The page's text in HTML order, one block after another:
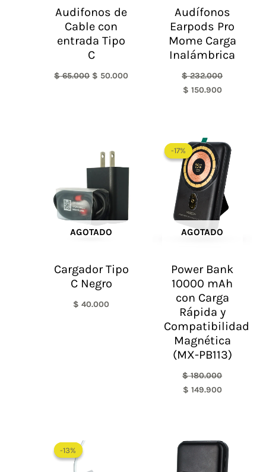
Audifonos de
Cable con
entrada Tipo
C
$65.000 $ 50.000
Audífonos
Earpods Pro
Mome Carga
Inalámbrica
$232.000
$ 150.900
AGOTADO
Cargador Tipo
C Negro
$ 40.000
-17%
AGOTADO
-17%
Power Bank
10000 mAh
con Carga
Rápida y
Compatibilidad
Magnética
(MX-PB113)
$180.000
precio
original
era:
$ 180.000.
$ 149.900
precio
actual
es:
$ 149.900.
-13%
-13%